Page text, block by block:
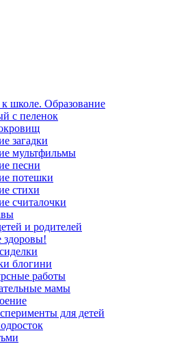
школе. Образование
с пеленок
загадки
мультфильмы
песни
потешки
стихи
считалочки
и родителей
здоровы!
блогини
работы
мамы
для детей